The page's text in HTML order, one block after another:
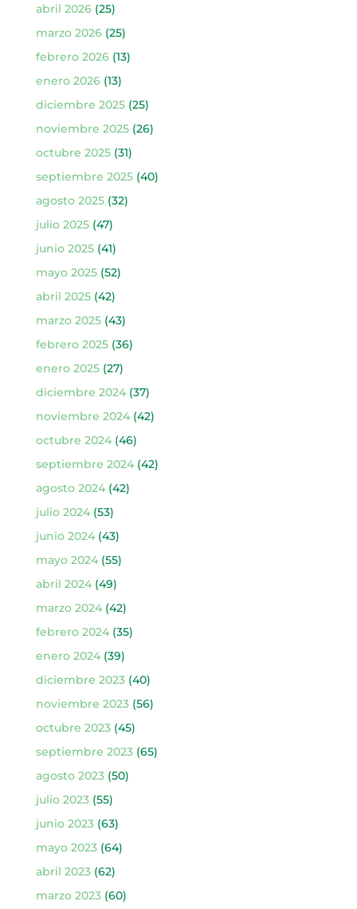
abril 2026(25)
marzo 2026(25)
febrero 2026(13)
enero 2026(13)
diciembre 2025(25)
noviembre 2025(26)
octubre 2025(31)
septiembre 2025(40)
agosto 2025(32)
julio 2025(47)
junio 2025(41)
mayo 2025(52)
abril 2025(42)
marzo 2025(43)
febrero 2025(36)
enero 2025(27)
diciembre 2024(37)
noviembre 2024(42)
octubre 2024(46)
septiembre 2024(42)
agosto 2024(42)
julio 2024(53)
junio 2024(43)
mayo 2024(55)
abril 2024(49)
marzo 2024(42)
febrero 2024(35)
enero 2024(39)
diciembre 2023(40)
noviembre 2023(56)
octubre 2023(45)
septiembre 2023(65)
agosto 2023(50)
julio 2023(55)
junio 2023(63)
mayo 2023(64)
abril 2023(62)
marzo 2023(60)